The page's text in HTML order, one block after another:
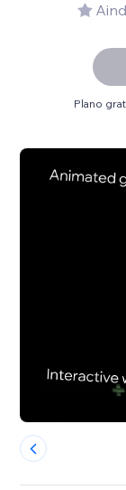
Plano